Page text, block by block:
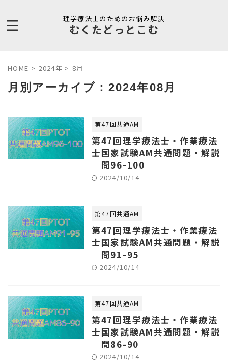
理学療法士のためのお悩み解決
むくたどっとこむ
HOME > 2024年 > 8月
月別アーカイブ：2024年08月
第47回共通AM
第47回理学療法士・作業療法
士国家試験AM共通問題・解説
｜問96-100
2024/10/14
第47回共通AM
第47回理学療法士・作業療法
士国家試験AM共通問題・解説
｜問91-95
2024/10/14
第47回共通AM
第47回理学療法士・作業療法
士国家試験AM共通問題・解説
｜問86-90
2024/10/14